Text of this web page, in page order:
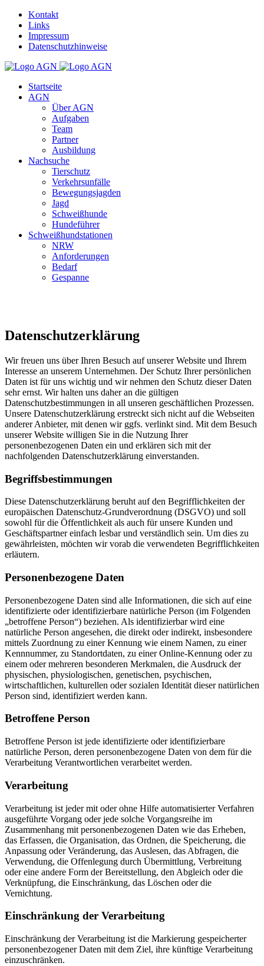
Kontakt
Links
Impressum
Datenschutzhinweise
Startseite
AGN
Über AGN
Aufgaben
Team
Partner
Ausbildung
Nachsuche
Tierschutz
Verkehrsunfälle
Bewegungsjagden
Jagd
Schweißhunde
Hundeführer
Schweißhundstationen
NRW
Anforderungen
Bedarf
Gespanne
Datenschutzerklärung
Wir freuen uns über Ihren Besuch auf unserer Website und Ihrem
Interesse an unserem Unternehmen. Der Schutz Ihrer persönlichen
Daten ist für uns wichtig und wir nehmen den Schutz dieser Daten
sehr ernst. Wir halten uns daher an die gültigen
Datenschutzbestimmungen in all unseren geschäftlichen Prozessen.
Unsere Datenschutzerklärung erstreckt sich nicht auf die Webseiten
anderer Anbieter, mit denen wir ggfs. verlinkt sind. Mit dem Besuch
unserer Website willigen Sie in die Nutzung Ihrer
personenbezogenen Daten ein und erklären sich mit der
nachfolgenden Datenschutzerklärung einverstanden.
Begriffsbestimmungen
Diese Datenschutzerklärung beruht auf den Begrifflichkeiten der
europäischen Datenschutz-Grundverordnung (DSGVO) und soll
sowohl für die Öffentlichkeit als auch für unsere Kunden und
Geschäftspartner einfach lesbar und verständlich sein. Um dies zu
gewährleisten, möchten wir vorab die verwendeten Begrifflichkeiten
erläutern.
Personenbezogene Daten
Personenbezogene Daten sind alle Informationen, die sich auf eine
identifizierte oder identifizierbare natürliche Person (im Folgenden
„betroffene Person“) beziehen. Als identifizierbar wird eine
natürliche Person angesehen, die direkt oder indirekt, insbesondere
mittels Zuordnung zu einer Kennung wie einem Namen, zu einer
Kennnummer, zu Standortdaten, zu einer Online-Kennung oder zu
einem oder mehreren besonderen Merkmalen, die Ausdruck der
physischen, physiologischen, genetischen, psychischen,
wirtschaftlichen, kulturellen oder sozialen Identität dieser natürlichen
Person sind, identifiziert werden kann.
Betroffene Person
Betroffene Person ist jede identifizierte oder identifizierbare
natürliche Person, deren personenbezogene Daten von dem für die
Verarbeitung Verantwortlichen verarbeitet werden.
Verarbeitung
Verarbeitung ist jeder mit oder ohne Hilfe automatisierter Verfahren
ausgeführte Vorgang oder jede solche Vorgangsreihe im
Zusammenhang mit personenbezogenen Daten wie das Erheben,
das Erfassen, die Organisation, das Ordnen, die Speicherung, die
Anpassung oder Veränderung, das Auslesen, das Abfragen, die
Verwendung, die Offenlegung durch Übermittlung, Verbreitung
oder eine andere Form der Bereitstellung, den Abgleich oder die
Verknüpfung, die Einschränkung, das Löschen oder die
Vernichtung.
Einschränkung der Verarbeitung
Einschränkung der Verarbeitung ist die Markierung gespeicherter
personenbezogener Daten mit dem Ziel, ihre künftige Verarbeitung
einzuschränken.